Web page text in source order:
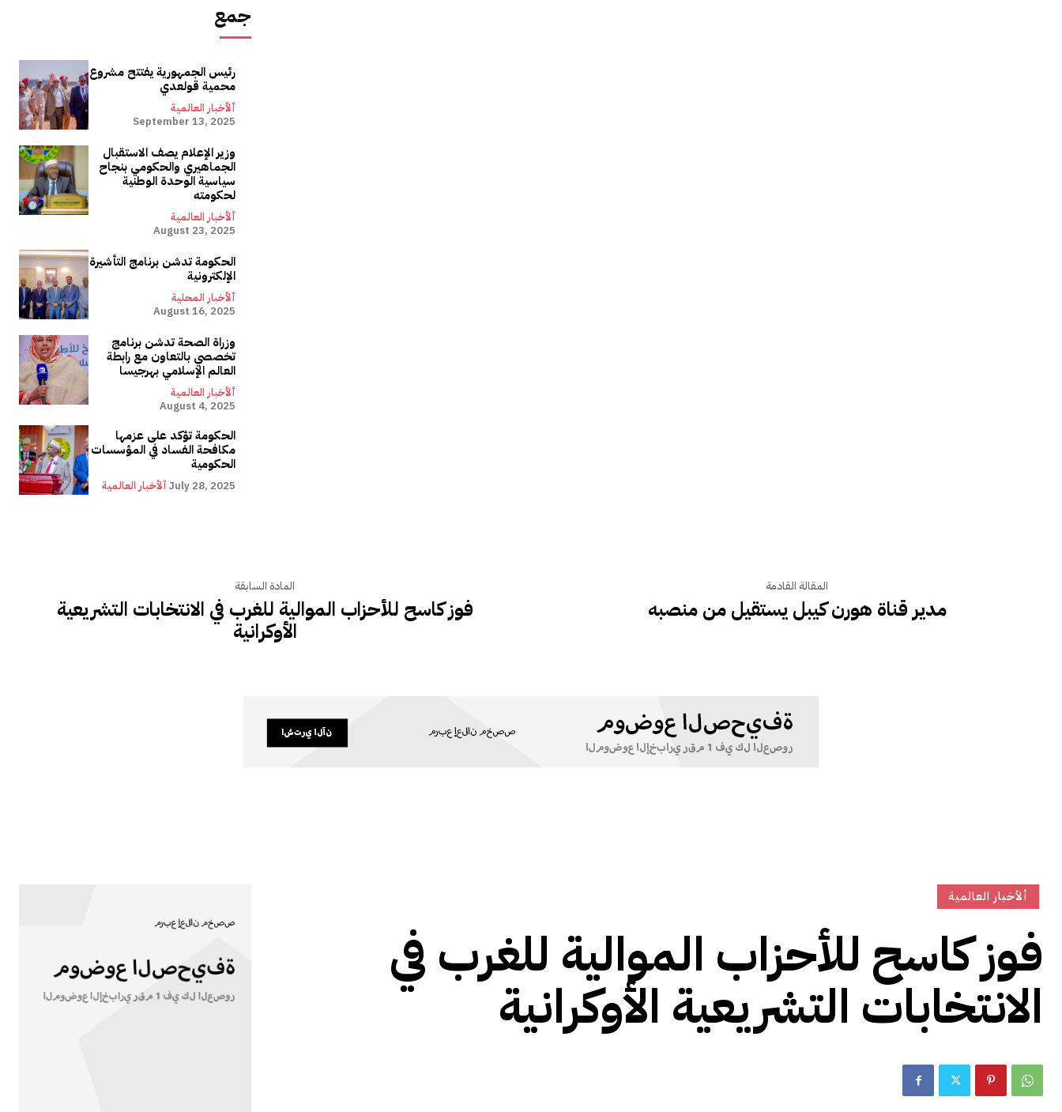
جمع
رئيس الجمهورية يفتتح مشروع
محمية قولعدي
ألأخبار العالمية
September 13, 2025
وزير الإعلام يصف الاستقبال
الجماهيري والحكومي بنجاح
سياسية الوحدة الوطنية
لحكومته
ألأخبار العالمية
August 23, 2025
الحكومة تدشن برنامج التأشيرة
الإلكترونية
ألأخبار المحلية
August 16, 2025
وزراة الصحة تدشن برنامج
تخصصي بالتعاون مع رابطة
العالم الإسلامي بهرجيسا
ألأخبار العالمية
August 4, 2025
الحكومة تؤكد على عزمها
مكافحة الفساد في المؤسسات
الحكومية
ألأخبار العالمية July 28, 2025
المادة السابقة
فوز كاسح للأحزاب الموالية للغرب في الانتخابات التشريعية
الأوكرانية
المقالة القادمة
مدير قناة هورن كيبل يستقيل من منصبه